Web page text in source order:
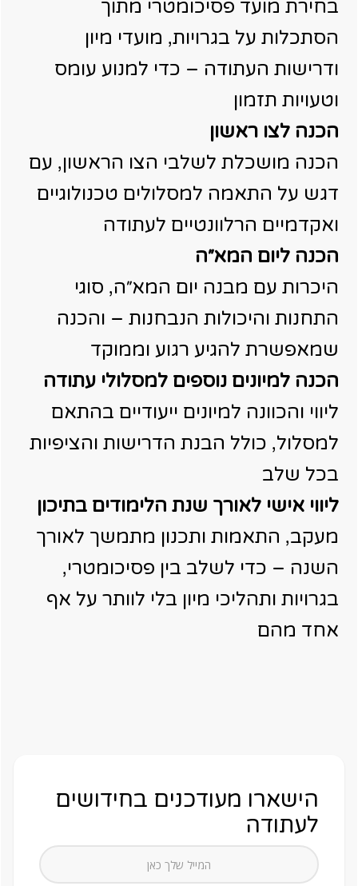
בחירת מועד פסיכומטרי מתוך
הסתכלות על בגרויות, מועדי מיון
ודרישות העתודה – כדי למנוע עומס
וטעויות תזמון
הכנה לצו ראשון
הכנה מושכלת לשלבי הצו הראשון, עם
דגש על התאמה למסלולים טכנולוגיים
ואקדמיים הרלוונטיים לעתודה
הכנה ליום המא״ה
היכרות עם מבנה יום המא״ה, סוגי
התחנות והיכולות הנבחנות – והכנה
שמאפשרת להגיע רגוע וממוקד
הכנה למיונים נוספים למסלולי עתודה
ליווי והכוונה למיונים ייעודיים בהתאם
למסלול, כולל הבנת הדרישות והציפיות
בכל שלב
ליווי אישי לאורך שנת הלימודים בתיכון
מעקב, התאמות ותכנון מתמשך לאורך
השנה – כדי לשלב בין פסיכומטרי,
בגרויות ותהליכי מיון בלי לוותר על אף
אחד מהם
הישארו מעודכנים בחידושים
לעתודה